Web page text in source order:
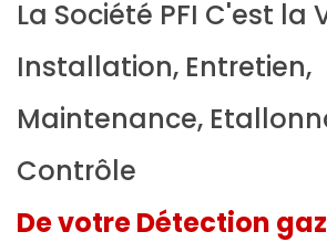
La Société PFI C'est la
Installation, Entretien,
Maintenance,
Contrôle
De votre Détection